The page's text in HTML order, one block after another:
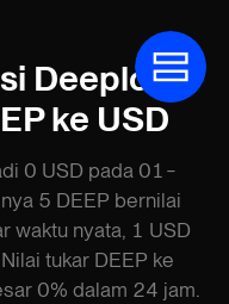
Deeployer
ke USD
0 USD pada 01-
5 DEEP bernilai
waktu nyata, 1 USD
tukar DEEP ke
0% dalam 24 jam.